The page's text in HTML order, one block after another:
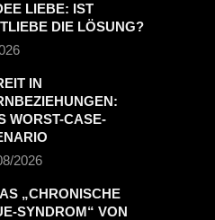
LIEBE: IST
DIE LÖSUNG?
IN
WORST-CASE-
2026
„CHRONISCHE
SYNDROM“ VON